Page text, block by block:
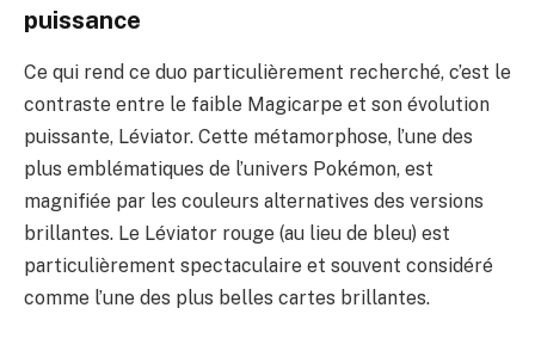
puissance
Ce qui rend ce duo particulièrement recherché, c’est le
contraste entre le faible Magicarpe et son évolution
puissante, Léviator. Cette métamorphose, l’une des
plus emblématiques de l’univers Pokémon, est
magnifiée par les couleurs alternatives des versions
brillantes. Le Léviator rouge (au lieu de bleu) est
particulièrement spectaculaire et souvent considéré
comme l’une des plus belles cartes brillantes.